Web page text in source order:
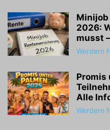
2026:
musst
Werdern
Promis
Alle
Werdern